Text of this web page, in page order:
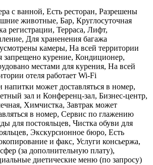
с ванной, Есть ресторан, Разрешены
животные, Бар, Круглосуточная
регистрации, Терраса, Лифт,
Для храненения багажа
камеры, На всей территории
запрещено курение, Кондиционер,
местами для курения, На всей
отеля работает Wi-Fi
напитки может доставляться в номер,
зал и Конференц-зал, Бизнес-центр,
Химчистка, Завтрак может
в номер, Сервис по глажению
для постояльцев, Чистка обуви для
Экскурсионное бюро, Есть
и факс, Услуги консьержа,
(за дополнительную плату),
диетические меню (по запросу)